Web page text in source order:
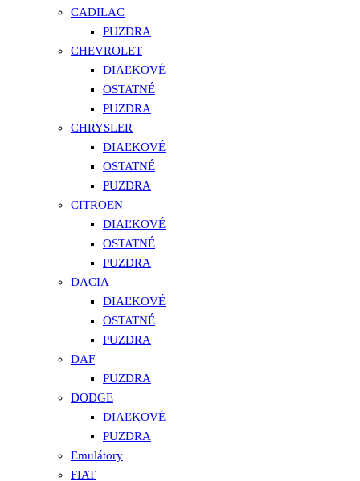
CADILAC
PUZDRA
CHEVROLET
DIAĽKOVÉ
OSTATNÉ
PUZDRA
CHRYSLER
DIAĽKOVÉ
OSTATNÉ
PUZDRA
CITROEN
DIAĽKOVÉ
OSTATNÉ
PUZDRA
DACIA
DIAĽKOVÉ
OSTATNÉ
PUZDRA
DAF
PUZDRA
DODGE
DIAĽKOVÉ
PUZDRA
Emulátory
FIAT